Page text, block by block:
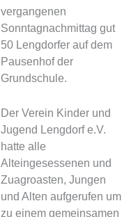
vergangenen
Sonntagnachmittag gut
50 Lengdorfer auf dem
Pausenhof der
Grundschule.
Der Verein Kinder und
Jugend Lengdorf e.V.
hatte alle
Alteingesessenen und
Zuagroasten, Jungen
und Alten aufgerufen um
zu einem gemeinsamen